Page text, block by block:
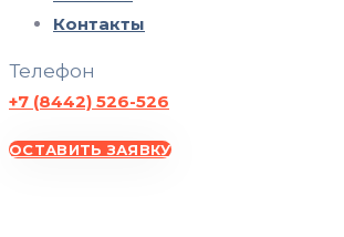
Контакты
Телефон
+7 (8442) 526-526
ОСТАВИТЬ ЗАЯВКУ